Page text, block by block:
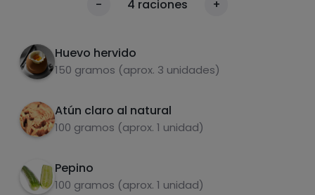
- 4 raciones +
Huevo hervido
150 gramos (aprox. 3 unidades)
Atún claro al natural
100 gramos (aprox. 1 unidad)
Pepino
100 gramos (aprox. 1 unidad)
Carbohidratos Proteínas